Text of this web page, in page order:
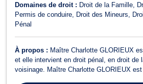
Domaines de droit : Droit de la Famille
Permis de conduire
Droit des Mineurs
Pénal
À propos : Maître Charlotte GLORIEUX
et elle intervient en droit pénal, en droit de
voisinage. Maître Charlotte GLORIEUX